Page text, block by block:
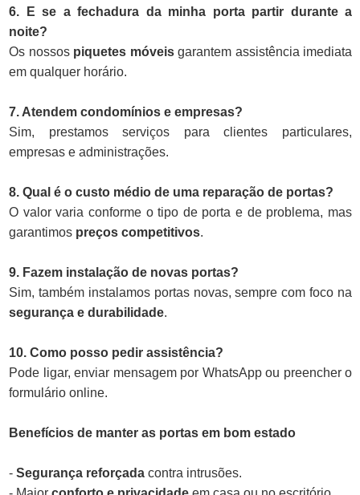
6. E se a fechadura da minha porta partir durante a
noite?
Os nossos piquetes móveisgarantem assistência imediata
em qualquer horário.
7. Atendem condomínios e empresas?
Sim, prestamos serviços para clientes particulares,
empresas e administrações.
8. Qual é o custo médio de uma reparação de portas?
O valor varia conforme o tipo de porta e de problema, mas
garantimos preços competitivos.
9. Fazem instalação de novas portas?
Sim, também instalamos portas novas, sempre com foco na
segurança e durabilidade.
10. Como posso pedir assistência?
Pode ligar, enviar mensagem por WhatsApp ou preencher o
formulário online.
Benefícios de manter as portas em bom estado
- Segurança reforçada contra intrusões.